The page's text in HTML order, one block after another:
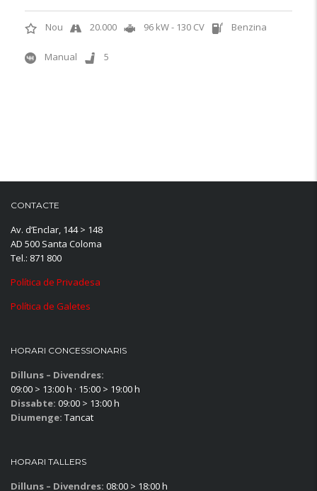
Nou 20.000 96 kW - 130 CV Benzina
Manual 5
CONTACTE
Av. d’Enclar, 144 > 148
AD 500 Santa Coloma
Tel.: 871 800
Política de Privadesa
Política de Galetes
HORARI CONCESSIONARIS
Dilluns – Divendres:
09:00 > 13:00 h · 15:00 > 19:00 h
Dissabte: 09:00 > 13:00 h
Diumenge: Tancat
HORARI TALLERS
Dilluns – Divendres: 08:00 > 18:00 h